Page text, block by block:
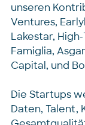
unseren
Ventures,
Lakestar,
Famiglia,
Capital, und
Die Startups
Daten, Talent,